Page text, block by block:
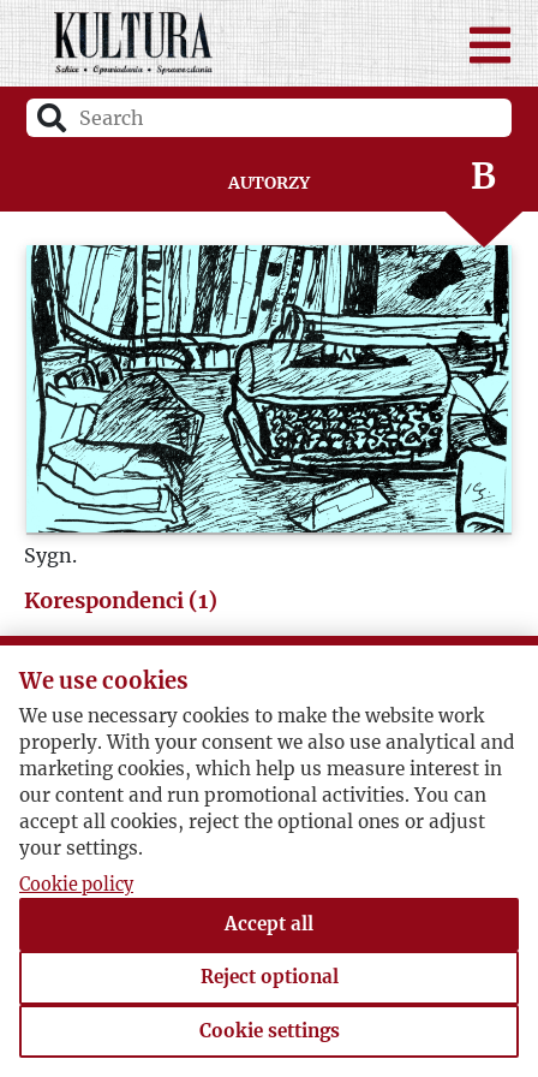
Autorzy
A
B
C
D
F
G
H
J
K
L
Ł
M
N
Sygn.
Korespondenci (1)
Władysław Besterman / Jerzy Giedroyc
Reakcje na pierwszy numer "Kultury".
1947-07-19 , Władysław Besterman
"Uważam, że pismo Wasze to dowód najlepszy, że
kultura polska nie zginie. Podziwiam Was jak
możecie w znanych mi nieco waru nkach wydawać
takie cudo na takim poziomie..."
syg. PoJG 08.01 Besterman
We use cookies
We use necessary cookies to make the website work
properly. With your consent we also use analytical and
marketing cookies, which help us measure interest in
our content and run promotional activities. You can
accept all cookies, reject the optional ones or adjust
your settings.
Cookie policy
Accept all
Reject optional
Cookie settings
Cookie settings